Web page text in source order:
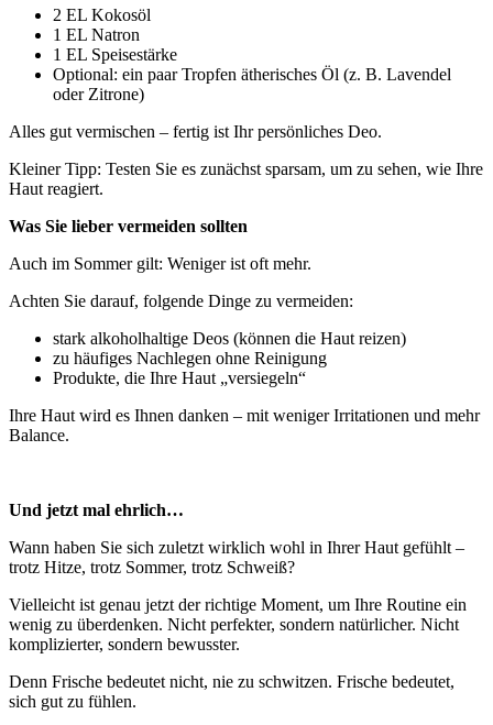
2 EL Kokosöl
1 EL Natron
1 EL Speisestärke
Optional: ein paar Tropfen ätherisches Öl (z. B. Lavendel
oder Zitrone)
Alles gut vermischen – fertig ist Ihr persönliches Deo.
Kleiner Tipp: Testen Sie es zunächst sparsam, um zu sehen, wie Ihre
Haut reagiert.
Was Sie lieber vermeiden sollten
Auch im Sommer gilt: Weniger ist oft mehr.
Achten Sie darauf, folgende Dinge zu vermeiden:
stark alkoholhaltige Deos (können die Haut reizen)
zu häufiges Nachlegen ohne Reinigung
Produkte, die Ihre Haut „versiegeln“
Ihre Haut wird es Ihnen danken – mit weniger Irritationen und mehr
Balance.
Und jetzt mal ehrlich…
Wann haben Sie sich zuletzt wirklich wohl in Ihrer Haut gefühlt –
trotz Hitze, trotz Sommer, trotz Schweiß?
Vielleicht ist genau jetzt der richtige Moment, um Ihre Routine ein
wenig zu überdenken. Nicht perfekter, sondern natürlicher. Nicht
komplizierter, sondern bewusster.
Denn Frische bedeutet nicht, nie zu schwitzen. Frische bedeutet,
sich gut zu fühlen.